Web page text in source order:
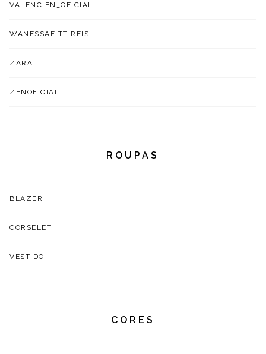
VALENCIEN_OFICIAL
WANESSAFITTIREIS
ZARA
ZENOFICIAL
ROUPAS
BLAZER
CORSELET
VESTIDO
CORES